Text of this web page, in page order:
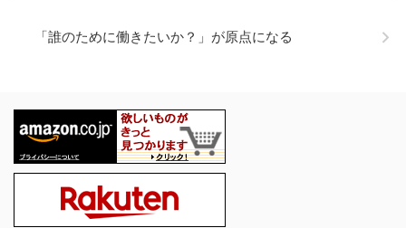
「誰のために働きたいか？」が原点になる